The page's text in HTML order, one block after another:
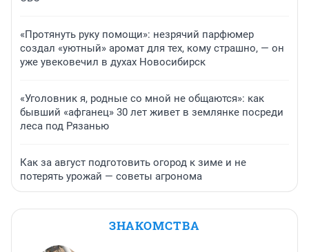
«Протянуть руку помощи»: незрячий парфюмер
создал «уютный» аромат для тех, кому страшно, — он
уже увековечил в духах Новосибирск
«Уголовник я, родные со мной не общаются»: как
бывший «афганец» 30 лет живет в землянке посреди
леса под Рязанью
Как за август подготовить огород к зиме и не
потерять урожай — советы агронома
ЗНАКОМСТВА